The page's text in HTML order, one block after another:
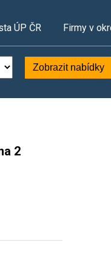
ÚP ČR Firmy v
Zobrazit nabídky
2